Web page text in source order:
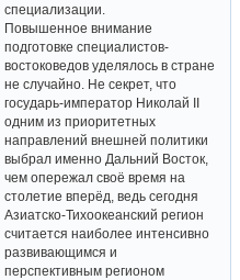
специализации.
Повышенное внимание
подготовке специалистов-
востоковедов уделялось в стране
не случайно. Не секрет, что
государь-император Николай II
одним из приоритетных
направлений внешней политики
выбрал именно Дальний Восток,
чем опережал своё время на
столетие вперёд, ведь сегодня
Азиатско-Тихоокеанский регион
считается наиболее интенсивно
развивающимся и
перспективным регионом